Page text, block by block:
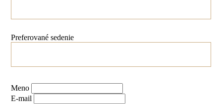
Preferované sedenie
Meno
E-mail